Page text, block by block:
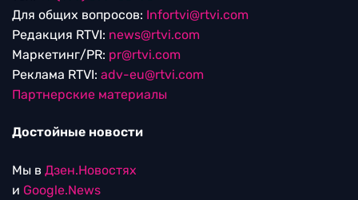
Для общих вопросов: Infortvi@rtvi.com
Редакция RTVI: news@rtvi.com
Маркетинг/PR: pr@rtvi.com
Реклама RTVI: adv-eu@rtvi.com
Партнерские материалы
Достойные новости
Мы в Дзен.Новостях
и Google.News